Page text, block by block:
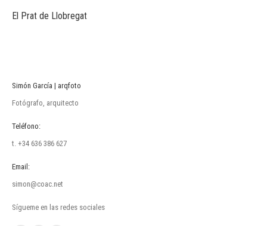
El Prat de Llobregat
Simón García | arqfoto
Fotógrafo, arquitecto
Teléfono:
t. +34 636 386 627
Email:
simon@coac.net
Sígueme en las redes sociales